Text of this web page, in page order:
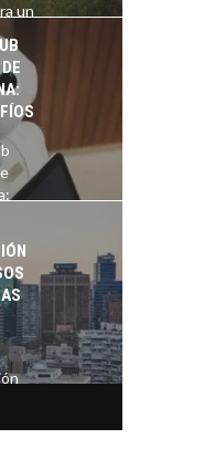
un
en